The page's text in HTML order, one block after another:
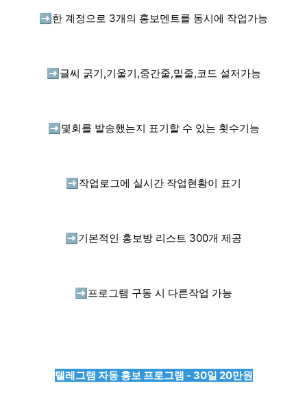
➡️ 한 계정으로 3개의 홍보멘트를 동시에 작업가능
➡️ 글씨 굵기,기울기,중간줄,밑줄,코드 설저가능
➡️ 몇회를 발송했는지 표기할 수 있는 횟수기능
➡️ 작업로그에 실시간 작업현황이 표기
➡️ 기본적인 홍보방 리스트 300개 제공
➡️ 프로그램 구동 시 다른작업 가능
텔레그램 자동 홍보 프로그램 - 30일 20만원